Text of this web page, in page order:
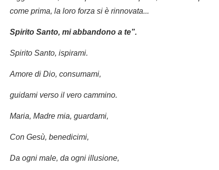
come prima, la loro forza si è rinnovata...
Spirito Santo, mi abbandono a te”.
Spirito Santo, ispirami.
Amore di Dio, consumami,
guidami verso il vero cammino.
Maria, Madre mia, guardami,
Con Gesù, benedicimi,
Da ogni male, da ogni illusione,